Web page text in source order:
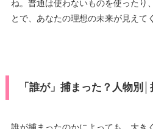
ね。普通は使わないものを使ったり
とで、あなたの理想の未来が見えて
「誰が」捕まった？人物別